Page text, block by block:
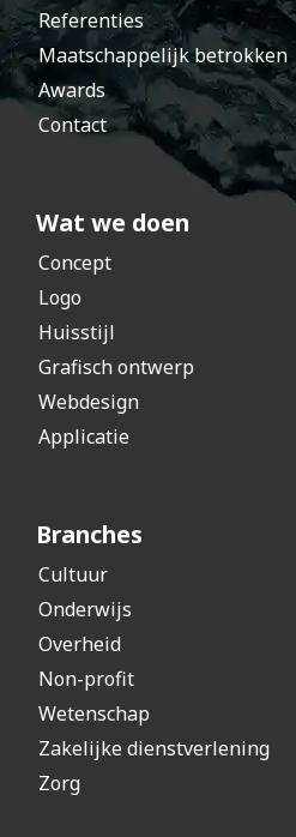
Referenties
Maatschappelijk betrokken
Awards
Contact
Wat we doen
Concept
Logo
Huisstijl
Grafisch ontwerp
Webdesign
Applicatie
Branches
Cultuur
Onderwijs
Overheid
Non-profit
Wetenschap
Zakelijke dienstverlening
Zorg